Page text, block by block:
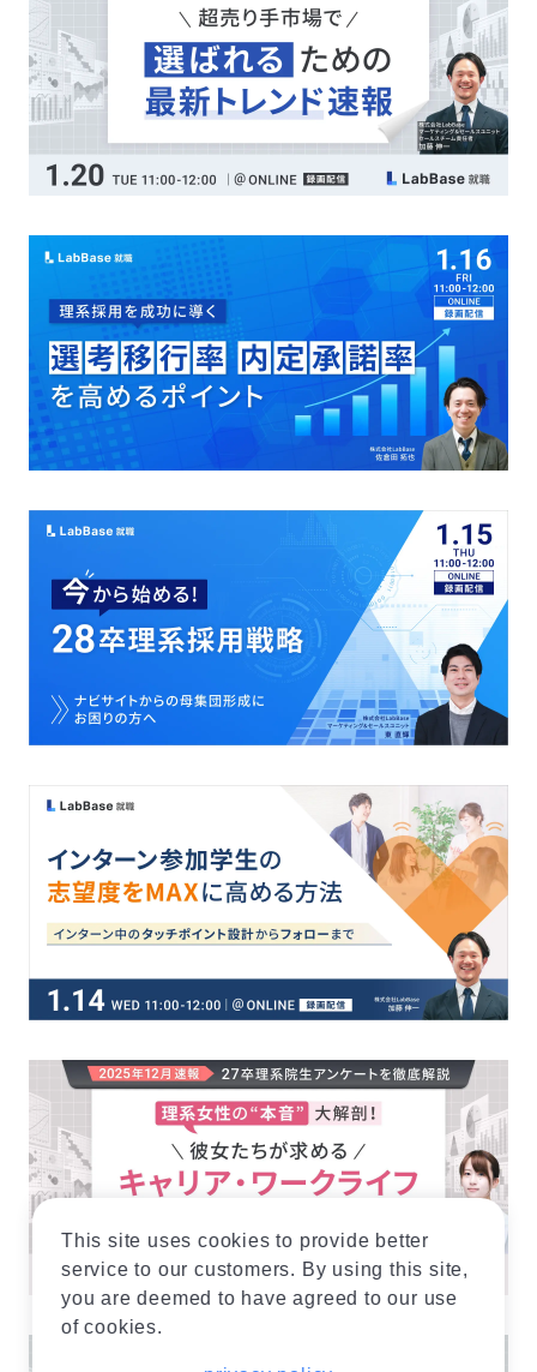
This site uses cookies to provide better
service to our customers. By using this site,
you are deemed to have agreed to our use
of cookies.